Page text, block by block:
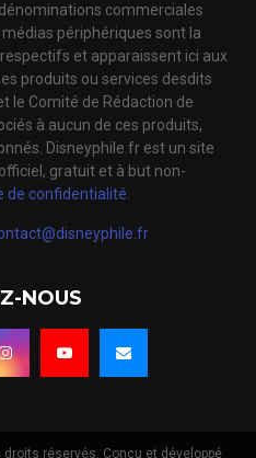
commerciales
périphériques sont la
et apparaissent ici aux
produits ou services desdits
le Comité de Rédaction de
à aucun de ces produits,
Disneyphile.fr est un site
gratuit et à but non-
de confidentialité.
NOUS
droits réservés. Conçu et développé